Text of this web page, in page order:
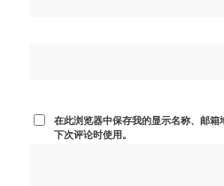
在此浏览器中保存我的显示名称、邮箱
下次评论时使用。